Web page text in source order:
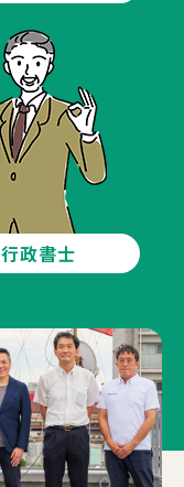
行政書士